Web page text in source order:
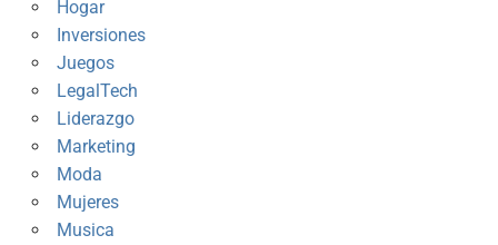
Hogar
Inversiones
Juegos
LegalTech
Liderazgo
Marketing
Moda
Mujeres
Musica